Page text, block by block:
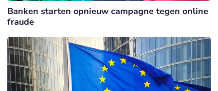
Banken starten opnieuw campagne tegen online
fraude